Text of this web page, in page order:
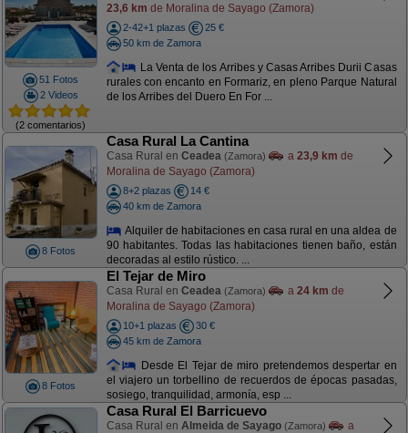
51 Fotos
2 Videos
(2 comentarios)
23,6 km de Moralina de Sayago (Zamora)
2-42+1 plazas
25 €
50 km de Zamora
La Venta de los Arribes y Casas Arribes Durii Casas
rurales con encanto en Formariz, en pleno Parque Natural
de los Arribes del Duero En For ...
8 Fotos
Casa Rural La Cantina
Casa Rural en Ceadea (Zamora) a 23,9 km de
Moralina de Sayago (Zamora)
8+2 plazas
14 €
40 km de Zamora
Alquiler de habitaciones en casa rural en una aldea de
90 habitantes. Todas las habitaciones tienen baño, están
decoradas al estilo rústico. ...
8 Fotos
El Tejar de Miro
Casa Rural en Ceadea (Zamora) a 24 km de
Moralina de Sayago (Zamora)
10+1 plazas
30 €
45 km de Zamora
Desde El Tejar de miro pretendemos despertar en
el viajero un torbellino de recuerdos de épocas pasadas,
sosiego, tranquilidad, armonía, esp ...
Casa Rural El Barricuevo
Casa Rural en Almeida de Sayago (Zamora)
a